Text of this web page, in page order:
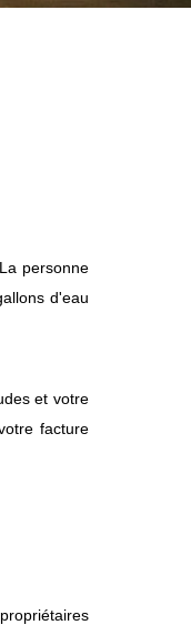
personne
d'eau
et votre
facture